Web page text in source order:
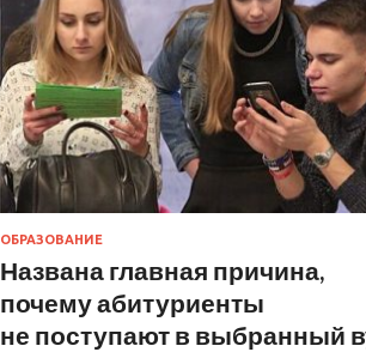
ОБРАЗОВАНИЕ
Названа главная причина,
почему абитуриенты
не поступают в выбранный